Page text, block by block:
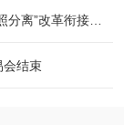
会结束